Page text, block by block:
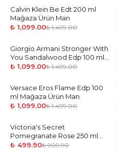
-27%
Calvin Klein Be Edt 200 ml
Mağaza Ürün Man
₺ 1,099.00₺ 1,499.00
-27%
Giorgio Armani Stronger With
You Sandalwood Edp 100 ml
Mağaza Ürün Man
₺ 1,099.00₺ 1,499.00
-27%
Versace Eros Flame Edp 100
ml Mağaza Ürün Man
₺ 1,099.00₺ 1,499.00
-45%
Victoria's Secret
Pomegranate Rose 250 ml
Vücut Spreyi
₺ 499.90₺ 909.90